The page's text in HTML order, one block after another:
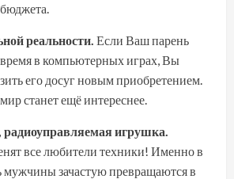
реальности. Если Ваш парень
в компьютерных играх, Вы
его досуг новым приобретением.
станет ещё интереснее.
радиоуправляемая игрушка.
все любители техники! Именно в
зачастую превращаются в